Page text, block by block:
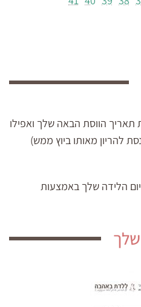
תאריך הווסת הבאה שלך ואפילו
להריון מאותו ביוץ ממש)
הלידה שלך באמצעות
שלך